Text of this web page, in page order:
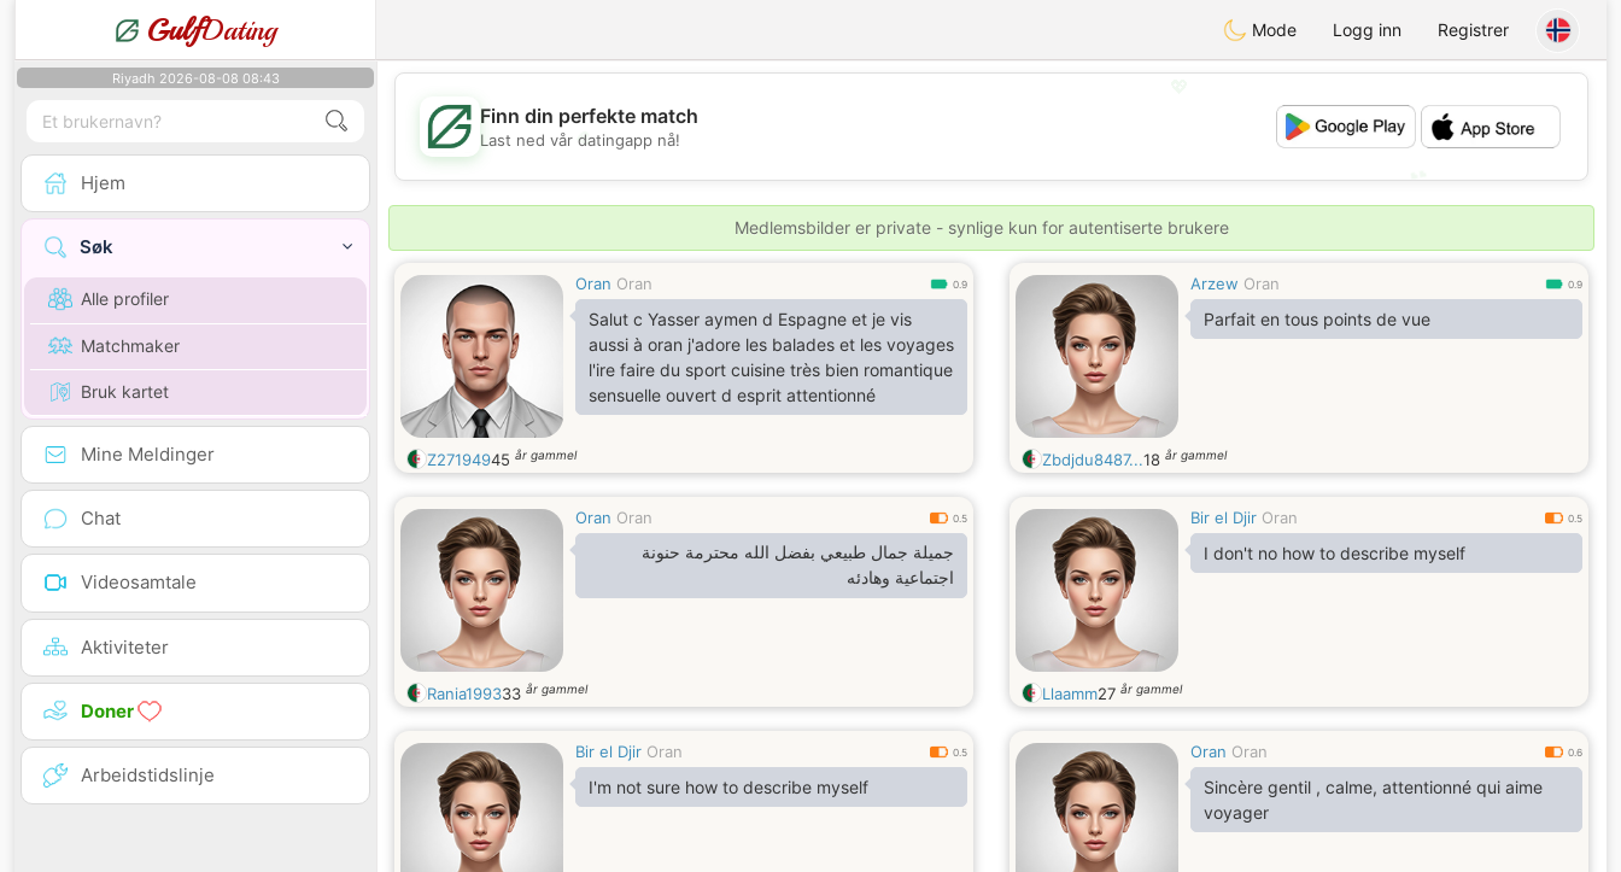
GulfDating Mode Logg inn Registrer
Riyadh 2026-08-08 08:43
Hjem
Søk
Alle profiler
Matchmaker
Bruk kartet
Mine Meldinger
Chat
Videosamtale
Aktiviteter
Doner
Arbeidstidslinje
💖
💕
Finn din perfekte match
Last ned vår datingapp nå!
Medlemsbilder er private - synlige kun for autentiserte brukere
Oran Oran 0.9
Salut c Yasser aymen d Espagne et je vis
aussi à oran j'adore les balades et les voyages
l'ire faire du sport cuisine très bien romantique
sensuelle ouvert d esprit attentionné
Z27194945 år gammel
Arzew Oran 0.9
Parfait en tous points de vue
Zbdjdu8487...18 år gammel
Oran Oran 0.5
جميلة جمال طبيعي بفضل الله محترمة حنونة
اجتماعية وهادئه
Rania199333 år gammel
Bir el Djir Oran 0.5
I don't no how to describe myself
Llaamm27 år gammel
Bir el Djir Oran 0.5
I'm not sure how to describe myself
Oran Oran 0.6
Sincère gentil , calme, attentionné qui aime
voyager